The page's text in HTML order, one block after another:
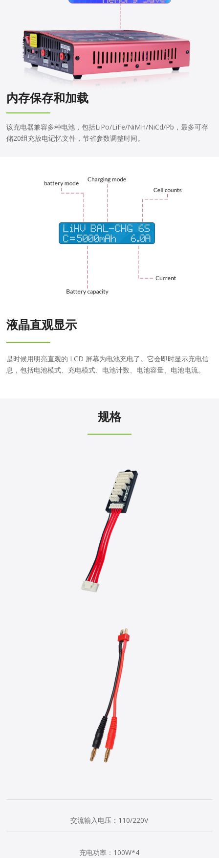
内存保存和加载
该充电器兼容多种电池，包括LiPo/LiFe/NiMH/NiCd/Pb，最多可存
储20组充放电记忆文件，节省参数调整时间。
液晶直观显示
是时候用明亮直观的 LCD 屏幕为电池充电了。它会即时显示充电信
息，包括电池模式、充电模式、电池计数、电池容量、电池电流。
规格
交流输入电压：110/220V
充电功率：100W*4